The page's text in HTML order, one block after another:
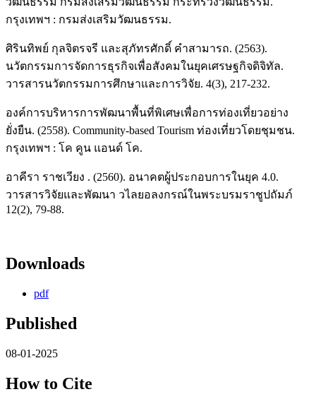
กรุงเทพฯ : กรมส่งเสริมวัฒนธรรม.
ศิรินทิพย์ กุลจิตรจรี และสุภัทรศักดิ์ คำสามารถ. (2563).
นวัตกรรมการจัดการธุรกิจเพื่อสังคมในยุคเศรษฐกิจดิจิทัล.
วารสารนวัตกรรมการศึกษาและการวิจัย. 4(3), 217-232.
องค์การบริหารการพัฒนาพื้นที่พิเศษเพื่อการท่องเที่ยวอย่าง
ยั่งยืน. (2558). Community-based Tourism ท่องเที่ยวโดยชุมชน.
กรุงเทพฯ : โค คูน แอนด์ โค.
อาคีรา ราชเวียง . (2560). อนาคตผู้ประกอบการในยุค 4.0.
วารสารวิจัยและพัฒนา วไลยอลงกรณ์ในพระบรมราชูปถัมภ์
12(2), 79-88.
Downloads
pdf
Published
08-01-2025
How to Cite